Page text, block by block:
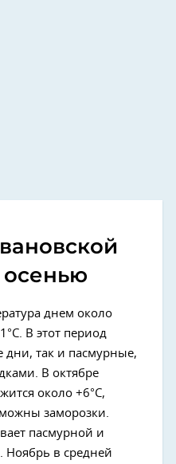
осенью
днем около
В этот период
так и пасмурные,
В октябре
около +6°C,
заморозки.
пасмурной и
Ноябрь в средней